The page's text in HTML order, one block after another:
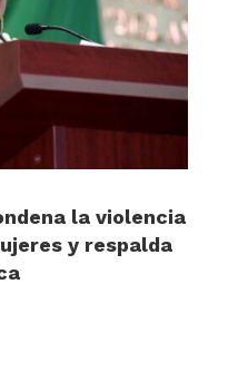
la violencia
y respalda